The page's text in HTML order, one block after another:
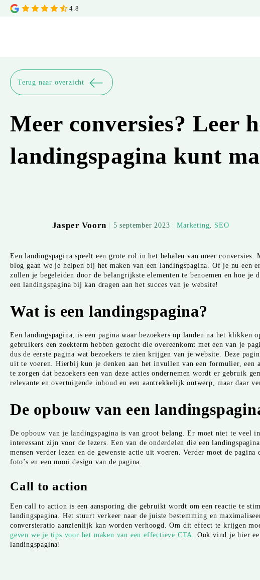
4.8
Terug naar overzicht
Meer conversies? Leer
landingspagina kunt
Jasper Voorn 5 september 2023 Marketing, SEO
Een landingspagina speelt een grote rol in het behalen van meer
blog gaan we je helpen bij het maken van een landingspagina. Of je nu
zullen je begeleiden door de belangrijkste elementen te benoemen en hoe je
een landingspagina bij kan dragen aan het succes van je website!
Wat is een landingspagina?
Een landingspagina, is een pagina waar bezoekers op landen na het
gebruikers een zoekterm hebben gezocht die overeenkomt met een van je
dus de eerste pagina wat bezoekers te zien krijgen van je website. Deze
uit te voeren. Hierbij kun je denken aan het invullen van een formulier, een
te zorgen dat bezoekers een van deze acties ondernemen wordt er gebruik
relevante en overtuigende inhoud en een aantrekkelijk ontwerp, maar daar
De opbouw van een
De opbouw van je landingspagina is van groot belang. Er moet niet te veel
interessant zijn voor de lezers. Een van de onderdelen die een
mensen verder lezen en de gewenste actie uit voeren. Verder moet de
foto’s en een mooi design van de pagina.
Call to action
Een call to action is een aansporing die gebruikt wordt om een reactie te
landingspagina. Het stuurt verkeer naar de juiste bestemming en
conversieratio aanzienlijk kan worden verhoogd. Om dit effect te krijgen
geven we je tips voor het maken van een effectieve CTA.
Ook vind je hier
landingspagina!